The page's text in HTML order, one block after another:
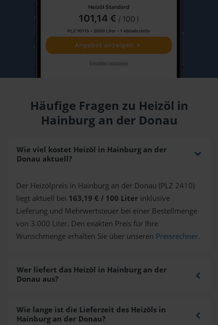
Häufige Fragen zu Heizöl in
Hainburg an der Donau
Wie viel kostet Heizöl in Hainburg an der
Donau aktuell?
Der Heizölpreis in Hainburg an der Donau (PLZ 2410)
liegt aktuell bei 163,19 € / 100 Liter inklusive
Lieferung und Mehrwertsteuer bei einer Bestellmenge
von 3.000 Liter. Den exakten Preis für Ihre
Wunschmenge erhalten Sie über unseren Preisrechner.
Wer liefert das Heizöl in Hainburg an der
Donau aus?
Wie lange ist die Lieferzeit des Heizöls in
Hainburg an der Donau?